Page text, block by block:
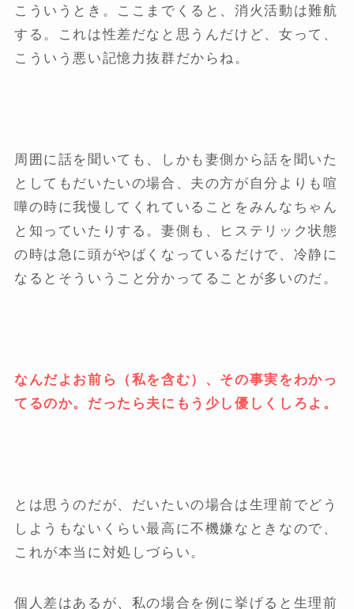
こういうとき。ここまでくると、消火活動は難航
する。これは性差だなと思うんだけど、女って、
こういう悪い記憶力抜群だからね。
周囲に話を聞いても、しかも妻側から話を聞いた
としてもだいたいの場合、夫の方が自分よりも喧
嘩の時に我慢してくれていることをみんなちゃん
と知っていたりする。妻側も、ヒステリック状態
の時は急に頭がやばくなっているだけで、冷静に
なるとそういうこと分かってることが多いのだ。
なんだよお前ら（私を含む）、その事実をわかっ
てるのか。だったら夫にもう少し優しくしろよ。
とは思うのだが、だいたいの場合は生理前でどう
しようもないくらい最高に不機嫌なときなので、
これが本当に対処しづらい。
個人差はあるが、私の場合を例に挙げると生理前